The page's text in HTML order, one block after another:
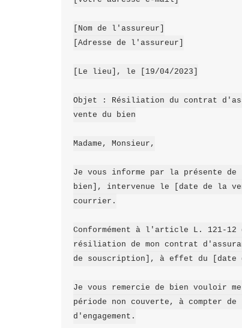
[Nom de l'assureur]
[Adresse de l'assureur]
[Le lieu], le [19/04/2023]
Objet : Résiliation du contrat
vente du bien
Madame, Monsieur,
Je vous informe par la présente
bien], intervenue le [date de la
courrier.
Conformément à l'article L. 121-12
résiliation de mon contrat
de souscription], à effet du [date
Je vous remercie de bien vouloir
période non couverte, à compter
d'engagement.